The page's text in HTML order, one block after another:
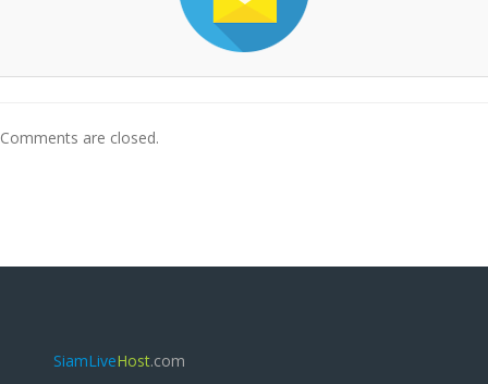
Comments are closed.
SiamLiveHost.com